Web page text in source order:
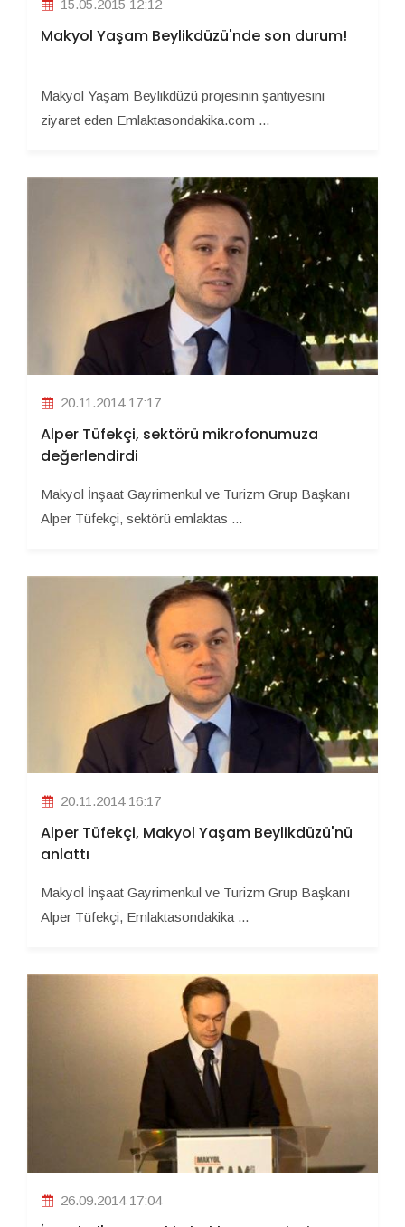
15.05.2015 12:12
Makyol Yaşam Beylikdüzü'nde son durum!
Makyol Yaşam Beylikdüzü projesinin şantiyesini
ziyaret eden Emlaktasondakika.com ...
20.11.2014 17:17
Alper Tüfekçi, sektörü mikrofonumuza
değerlendirdi
Makyol İnşaat Gayrimenkul ve Turizm Grup Başkanı
Alper Tüfekçi, sektörü emlaktas ...
20.11.2014 16:17
Alper Tüfekçi, Makyol Yaşam Beylikdüzü'nü
anlattı
Makyol İnşaat Gayrimenkul ve Turizm Grup Başkanı
Alper Tüfekçi, Emlaktasondakika ...
26.09.2014 17:04